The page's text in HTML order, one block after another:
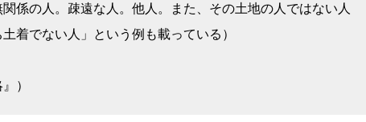
係の人。疎遠な人。他人。また、その土地の人ではない人
着でない人」という例も載っている）
）